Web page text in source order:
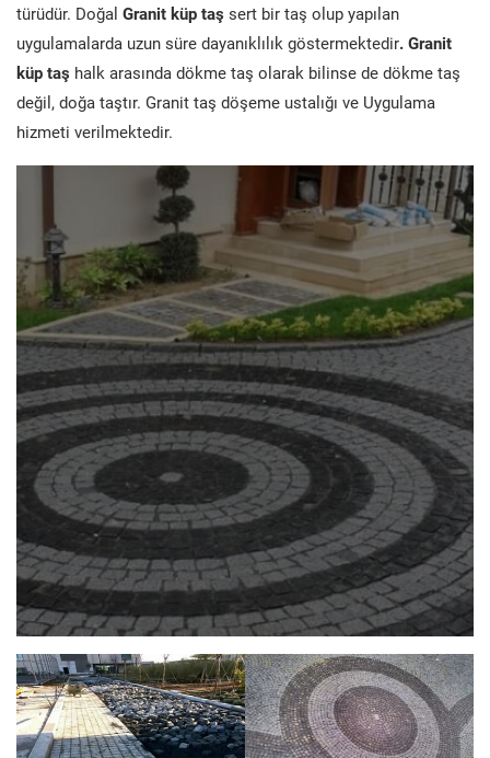
türüdür. Doğal Granit küp taş sert bir taş olup yapılan
uygulamalarda uzun süre dayanıklılık göstermektedir. Granit
küp taş halk arasında dökme taş olarak bilinse de dökme taş
değil, doğa taştır. Granit taş döşeme ustalığı ve Uygulama
hizmeti verilmektedir.